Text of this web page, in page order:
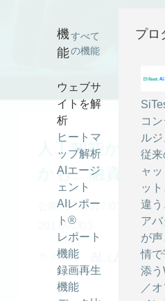
機
能
すべて
の機能
ウェブサ
イトを解
析
ヒートマ
ップ解析
AIエージ
ェント
AIレポー
ト®
レポート
機能
録画再生
機能
プロ
コン
ルジ
従来
ャ
ッ
違う
ア
が
情で
添
／
人工知能が人生
かも。融資の審
公開日：2017/01/05
2017/02/03
カテゴリ - AI（人工知能